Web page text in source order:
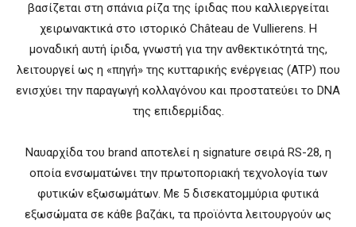
βασίζεται στη σπάνια ρίζα της ίριδας που καλλιεργείται
χειρωνακτικά στο ιστορικό Château de Vullierens. Η
μοναδική αυτή ίριδα, γνωστή για την ανθεκτικότητά της,
λειτουργεί ως η «πηγή» της κυτταρικής ενέργειας (ATP) που
ενισχύει την παραγωγή κολλαγόνου και προστατεύει το DNA
της επιδερμίδας.
Ναυαρχίδα του brand αποτελεί η signature σειρά RS-28, η
οποία ενσωματώνει την πρωτοποριακή τεχνολογία των
φυτικών εξωσωμάτων. Με 5 δισεκατομμύρια φυτικά
εξωσώματα σε κάθε βαζάκι, τα προϊόντα λειτουργούν ως